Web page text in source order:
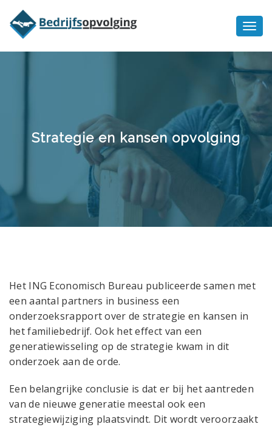
Strategie en kansen opvolging
Het ING Economisch Bureau publiceerde samen met
een aantal partners in business een
onderzoeksrapport over de strategie en kansen in
het familiebedrijf. Ook het effect van een
generatiewisseling op de strategie kwam in dit
onderzoek aan de orde.
Een belangrijke conclusie is dat er bij het aantreden
van de nieuwe generatie meestal ook een
strategiewijziging plaatsvindt. Dit wordt veroorzaakt
bedrijfsopvolging voor fiscaal
juridisch advies
Ik wil meer informatie